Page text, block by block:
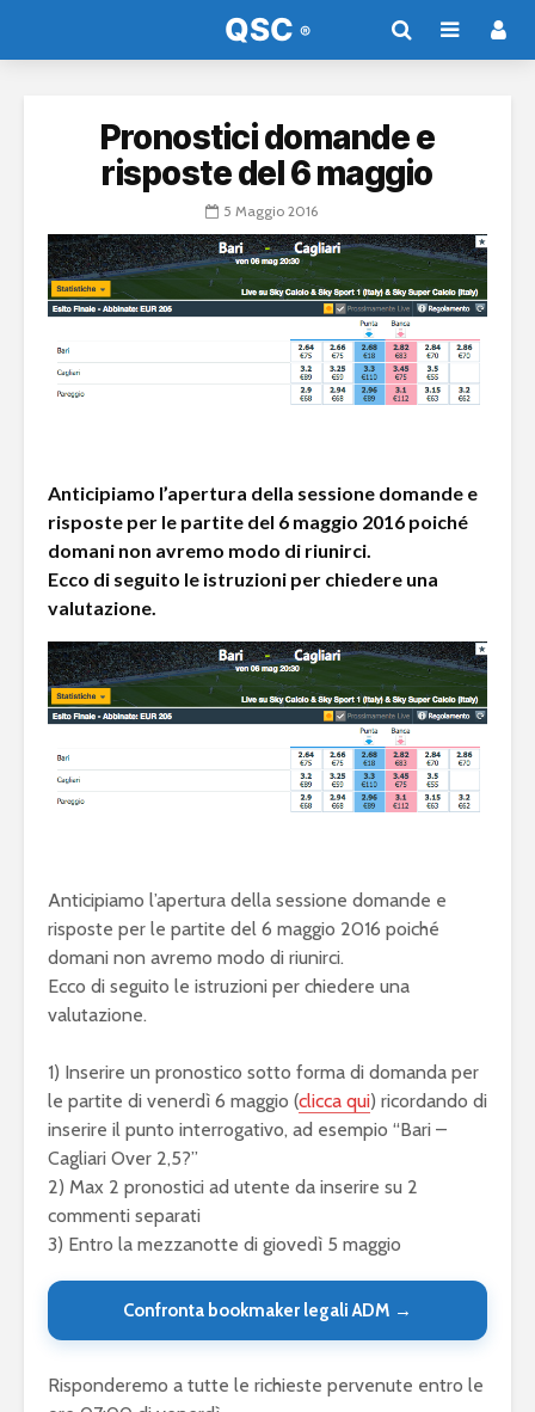
Pronostici domande e
risposte del 6 maggio
5 Maggio 2016
Anticipiamo l’apertura della sessione domande e
risposte per le partite del 6 maggio 2016 poiché
domani non avremo modo di riunirci.
Ecco di seguito le istruzioni per chiedere una
valutazione.
Anticipiamo l’apertura della sessione domande e
risposte per le partite del 6 maggio 2016 poiché
domani non avremo modo di riunirci.
Ecco di seguito le istruzioni per chiedere una
valutazione.
1) Inserire un pronostico sotto forma di domanda per
le partite di venerdì 6 maggio (clicca qui) ricordando di
inserire il punto interrogativo, ad esempio “Bari –
Cagliari Over 2,5?”
2) Max 2 pronostici ad utente da inserire su 2
commenti separati
3) Entro la mezzanotte di giovedì 5 maggio
Confronta bookmaker legali ADM →
Risponderemo a tutte le richieste pervenute entro le